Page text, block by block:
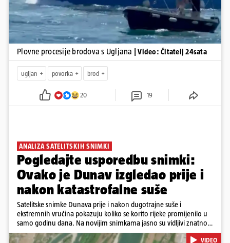
Plovne procesije brodova s Ugljana | Video: Čitatelj 24sata
ugljan povorka brod
20 19
ANALIZA SATELITSKIH SNIMKI
Pogledajte usporedbu snimki:
Ovako je Dunav izgledao prije i
nakon katastrofalne suše
Satelitske snimke Dunava prije i nakon dugotrajne suše i
ekstremnih vrućina pokazuju koliko se korito rijeke promijenilo u
samo godinu dana. Na novijim snimkama jasno su vidljivi znatno
veći pješčani sprudovi i sužene vodene površine, što svjedoči o
VIDEO